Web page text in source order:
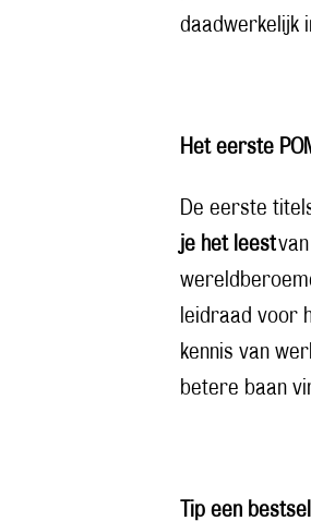
daadwerkelijk
Het eerste
De eerste
je het leest
leidraad voor
kennis van
betere baan
Tip een